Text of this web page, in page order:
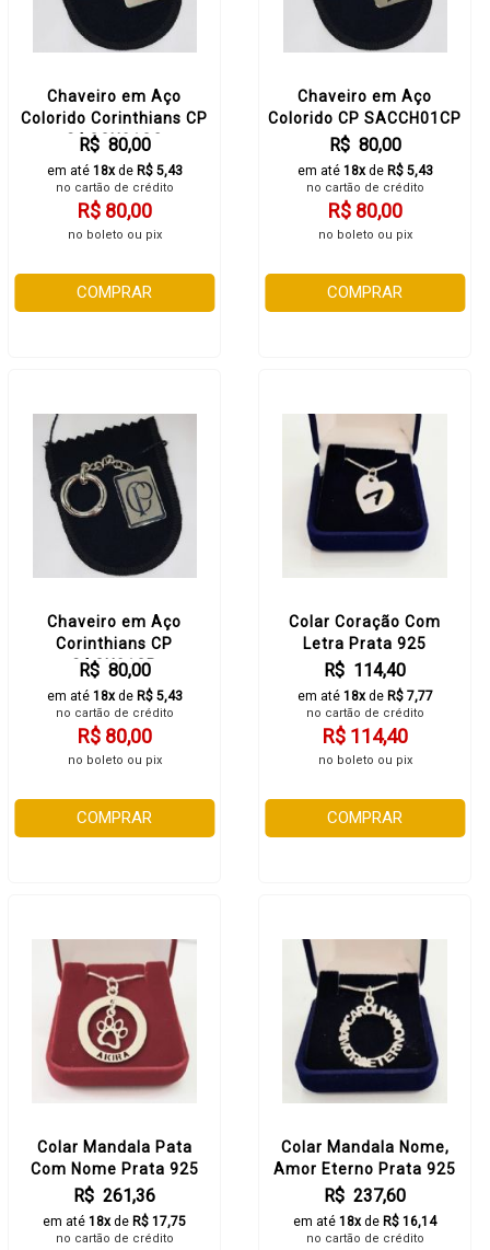
Chaveiro em Aço
Colorido Corinthians CP
SACCH01CO
R$ 80,00
em até 18xde R$ 5,43
no cartão de crédito
R$ 80,00
no boleto ou pix
COMPRAR
Chaveiro em Aço
Colorido CP SACCH01CP
R$ 80,00
em até 18xde R$ 5,43
no cartão de crédito
R$ 80,00
no boleto ou pix
COMPRAR
Chaveiro em Aço
Corinthians CP
SACH01CP
R$ 80,00
em até 18xde R$ 5,43
no cartão de crédito
R$ 80,00
no boleto ou pix
COMPRAR
Colar Coração Com
Letra Prata 925
R$ 114,40
em até 18xde R$ 7,77
no cartão de crédito
R$ 114,40
no boleto ou pix
COMPRAR
Colar Mandala Pata
Com Nome Prata 925
R$ 261,36
em até 18xde R$ 17,75
no cartão de crédito
Colar Mandala Nome,
Amor Eterno Prata 925
R$ 237,60
em até 18xde R$ 16,14
no cartão de crédito